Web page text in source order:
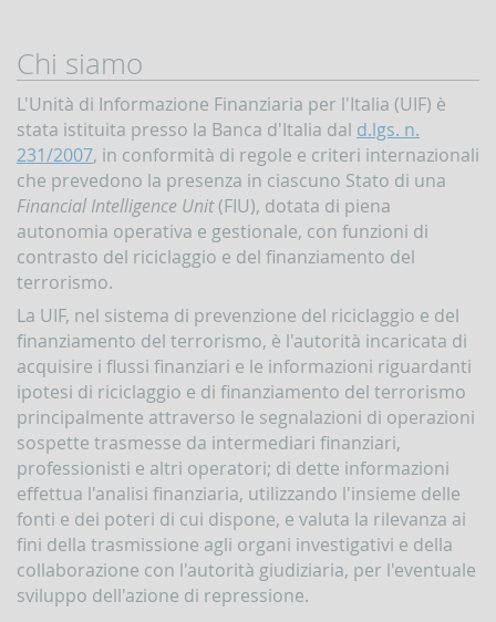
Chi siamo
L'Unità di Informazione Finanziaria per l'Italia (UIF) è
stata istituita presso la Banca d'Italia dal d.lgs. n.
231/2007, in conformità di regole e criteri internazionali
che prevedono la presenza in ciascuno Stato di una
Financial Intelligence Unit(FIU), dotata di piena
autonomia operativa e gestionale, con funzioni di
contrasto del riciclaggio e del finanziamento del
terrorismo.
La UIF, nel sistema di prevenzione del riciclaggio e del
finanziamento del terrorismo, è l'autorità incaricata di
acquisire i flussi finanziari e le informazioni riguardanti
ipotesi di riciclaggio e di finanziamento del terrorismo
principalmente attraverso le segnalazioni di operazioni
sospette trasmesse da intermediari finanziari,
professionisti e altri operatori; di dette informazioni
effettua l'analisi finanziaria, utilizzando l'insieme delle
fonti e dei poteri di cui dispone, e valuta la rilevanza ai
fini della trasmissione agli organi investigativi e della
collaborazione con l'autorità giudiziaria, per l'eventuale
sviluppo dell'azione di repressione.